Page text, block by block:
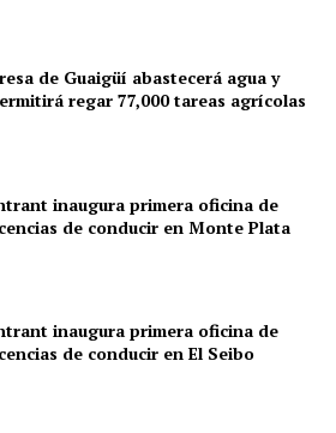
de Guaigüí abastecerá agua y
regar 77,000 tareas agrícolas
inaugura primera oficina de
de conducir en Monte Plata
inaugura primera oficina de
de conducir en El Seibo